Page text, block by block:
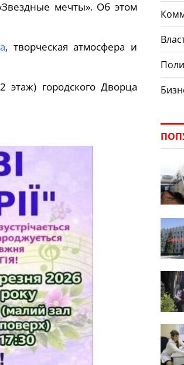
мечты». Об этом
, творческая атмосфера и
городского Дворца